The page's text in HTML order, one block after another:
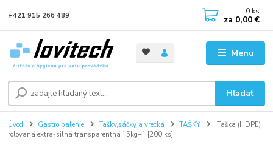
Menu
Hľadať
+421 915 266 489 0 ks
za 0,00 €
Úvod Gastro balenie Tašky,sáčky a vrecká TAŠKY
Taška (HDPE)
rolovaná extra-silná transparentná `5kg+` [200 ks]